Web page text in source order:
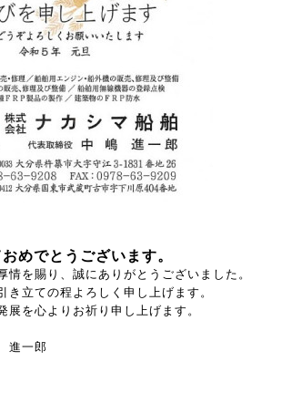
めでとうございます。
情を賜り、誠にありがとうございました。
き立ての程よろしく申し上げます。
展を心よりお祈り申し上げます。
進一郎